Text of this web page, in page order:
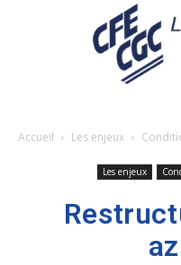
Accueil Les enjeux
Les enjeux